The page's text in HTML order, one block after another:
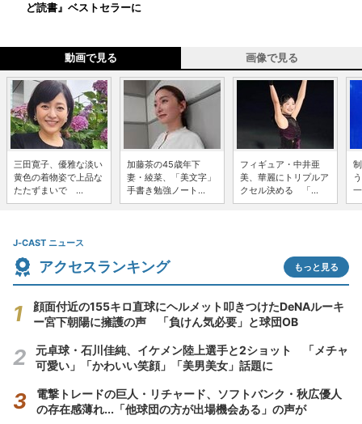
ど読書』ベストセラーに
動画で見る 画像で見る
三田寛子、優雅な淡い
黄色の着物姿で上品な
たたずまいで ...
加藤茶の45歳年下
妻・綾菜、「美文字」
手書き勉強ノート...
フィギュア・中井亜
美、華麗にトリプルア
クセル決める 「...
J-CAST ニュース
アクセスランキング もっと見る
顔面付近の155キロ直球にヘルメット叩きつけたDeNAルーキ
ー宮下朝陽に擁護の声 「負けん気必要」と球団OB
元卓球・石川佳純、イケメン陸上選手と2ショット 「メチャ
可愛い」「かわいい笑顔」「美男美女」話題に
電撃トレードの巨人・リチャード、ソフトバンク・秋広優人
の存在感薄れ...「他球団の方が出場機会ある」の声が